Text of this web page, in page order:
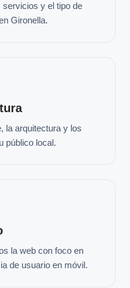
servicios y el tipo de
Gironella.
la arquitectura y los
público local.
la web con foco en
de usuario en móvil.